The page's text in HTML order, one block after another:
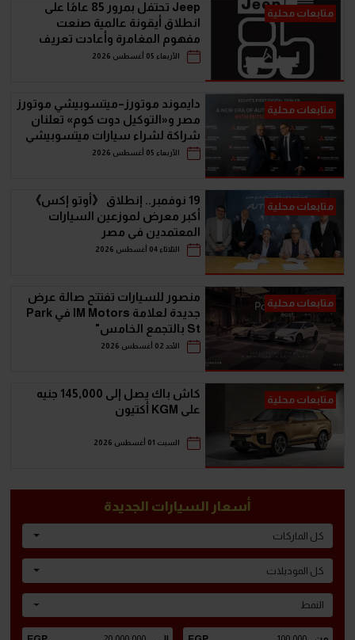
متابعات محلية
Jeep تحتفل بمرور 85 عامًا على
انطلاق أيقونة عالمية صنعت
مفهوم المغامرة وأعادت تعريف
سيارات الـ SUV
الأربعاء 05 أغسطس 2026
متابعات محلية
دايموند موتورز–ميتسوبيشي موتورز
مصر و«التوكيل دوت كوم» تعلنان
شراكة لشراء سيارات ميتسوبيشي
أونلاين
الأربعاء 05 أغسطس 2026
متابعات محلية
19 نوفمبر.. إنطلاق 《أوتو إكس》
أكبر معرض لموزعين السيارات
المعتمدين في مصر
الثلاثاء 04 أغسطس 2026
متابعات محلية
منصور للسيارات تفتتح صالة عرض
جديدة لعلامة IM Motors في Park
St بالتجمع الخامس"
الأحد 02 أغسطس 2026
متابعات محلية
كاش باك يصل إلى 145,000 جنيه
على KGM أكتيون
السبت 01 أغسطس 2026
أسعار السيارات الجديدة
كل الماركات
كل الموديلات
النمط